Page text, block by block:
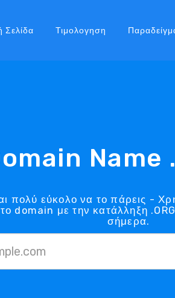
Σελίδα Τιμολογηση
Name
πολύ εύκολο να το πάρεις -
domain με την κατάλληξη
σήμερα.